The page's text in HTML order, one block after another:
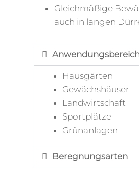
Gleichmäßige
auch in langen
Hausgärten
Gewächshäuser
Landwirtschaft
Sportplätze
Grünanlagen
Beregnungsarten